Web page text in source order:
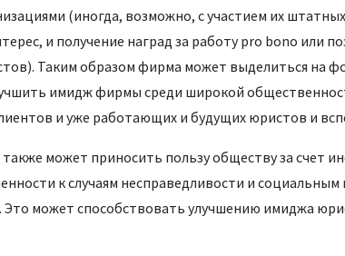
(иногда, возможно, с участием их
и получение наград за работу pro bono или
Таким образом фирма может выделиться на
имидж фирмы среди широкой
и уже работающих и будущих юристов и
может приносить пользу обществу за счет
к случаям несправедливости и
может способствовать улучшению имиджа